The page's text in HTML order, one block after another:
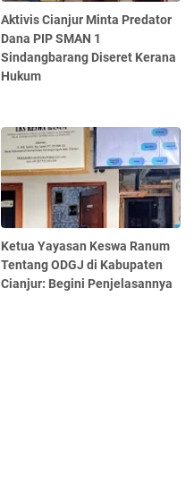
Aktivis Cianjur Minta Predator
Dana PIP SMAN 1
Sindangbarang Diseret Kerana
Hukum
Ketua Yayasan Keswa Ranum
Tentang ODGJ di Kabupaten
Cianjur: Begini Penjelasannya